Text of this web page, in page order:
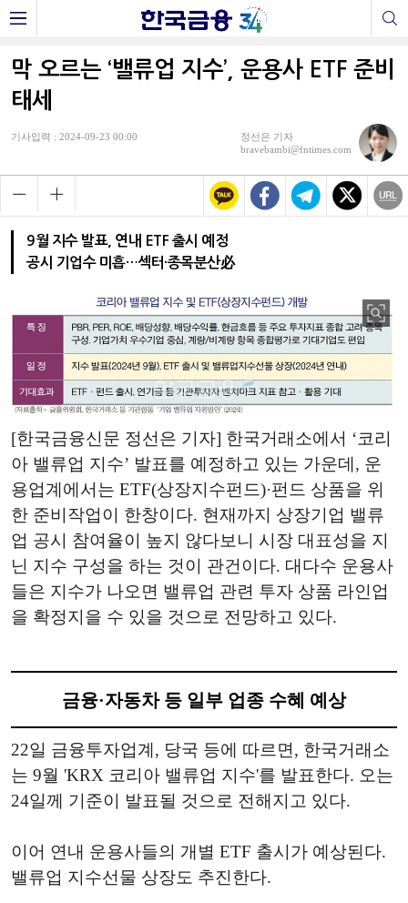
막 오르는 ‘밸류업 지수’, 운용사 ETF 준비
태세
기사입력 : 2024-09-23 00:00
정선은 기자
bravebambi@fntimes.com
9월 지수 발표, 연내 ETF 출시 예정
공시 기업수 미흡…섹터·종목분산必
[한국금융신문 정선은 기자] 한국거래소에서 ‘코리
아 밸류업 지수’ 발표를 예정하고 있는 가운데, 운
용업계에서는 ETF(상장지수펀드)·펀드 상품을 위
한 준비작업이 한창이다. 현재까지 상장기업 밸류
업 공시 참여율이 높지 않다보니 시장 대표성을 지
닌 지수 구성을 하는 것이 관건이다. 대다수 운용사
들은 지수가 나오면 밸류업 관련 투자 상품 라인업
을 확정지을 수 있을 것으로 전망하고 있다.
금융·자동차 등 일부 업종 수혜 예상
22일 금융투자업계, 당국 등에 따르면, 한국거래소
는 9월 'KRX 코리아 밸류업 지수'를 발표한다. 오는
24일께 기준이 발표될 것으로 전해지고 있다.
이어 연내 운용사들의 개별 ETF 출시가 예상된다.
밸류업 지수선물 상장도 추진한다.